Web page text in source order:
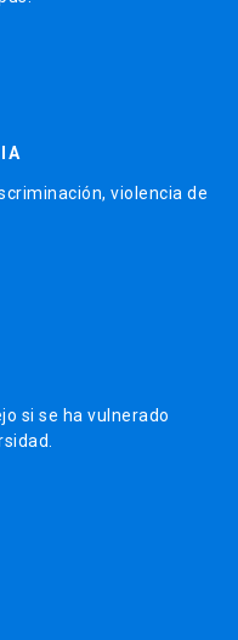
violencia de
si se ha vulnerado